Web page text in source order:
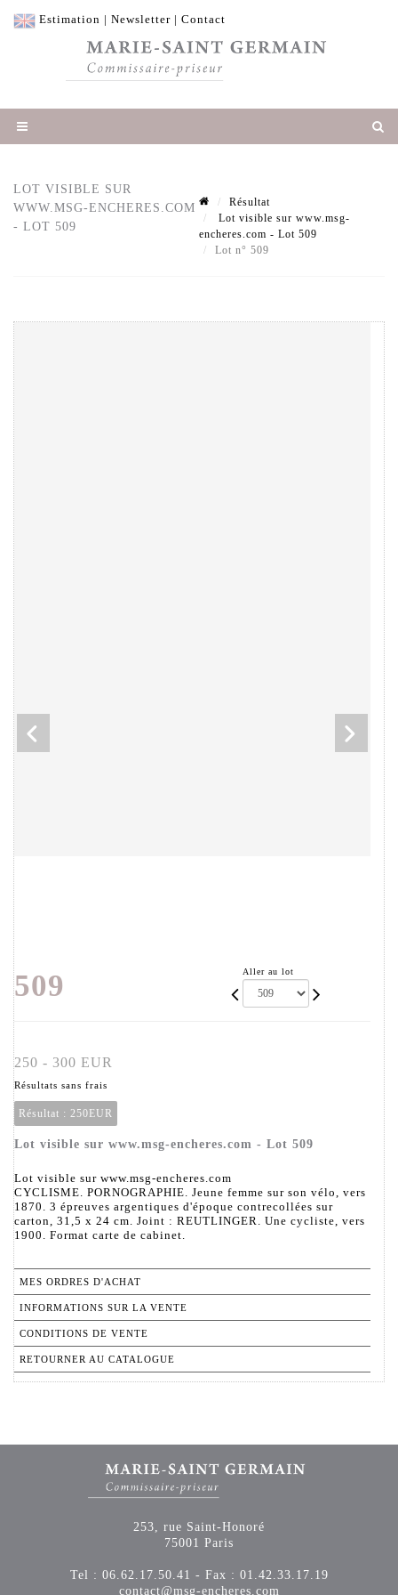
Estimation | Newsletter | Contact
LOT VISIBLE SUR
WWW.MSG-ENCHERES.COM
- LOT 509
Résultat
Lot visible sur www.msg-
encheres.com - Lot 509
Lot n° 509
509 Aller au lot
250 - 300 EUR
Résultats sans frais
Résultat : 250EUR
Lot visible sur www.msg-encheres.com - Lot 509
Lot visible sur www.msg-encheres.com
CYCLISME. PORNOGRAPHIE. Jeune femme sur son vélo, vers
1870. 3 épreuves argentiques d'époque contrecollées sur
carton, 31,5 x 24 cm. Joint : REUTLINGER. Une cycliste, vers
1900. Format carte de cabinet.
MES ORDRES D'ACHAT
INFORMATIONS SUR LA VENTE
CONDITIONS DE VENTE
RETOURNER AU CATALOGUE
253, rue Saint-Honoré
75001 Paris
Tel : 06.62.17.50.41 - Fax : 01.42.33.17.19
contact@msg-encheres.com